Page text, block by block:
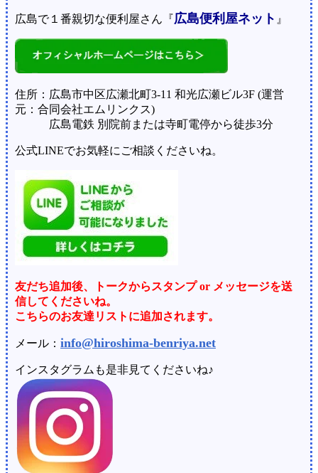
広島で１番親切な便利屋さん『広島便利屋ネット 』
住所：広島市中区広瀬北町3-11 和光広瀬ビル3F (運営
元：合同会社エムリンクス)
広島電鉄 別院前または寺町電停から徒歩3分
公式LINEでお気軽にご相談くださいね。
友だち追加後、トークからスタンプ or メッセージを送
信してくださいね。
こちらのお友達リストに追加されます。
メール： info@hiroshima-benriya.net
インスタグラムも是非見てくださいね♪